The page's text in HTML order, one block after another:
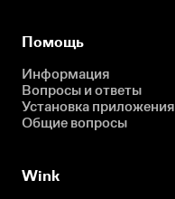
Помощь
Информация
Вопросы и ответы
Установка приложения
Общие вопросы
Wink